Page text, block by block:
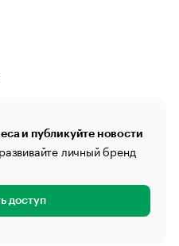
и публикуйте новости
личный бренд
доступ